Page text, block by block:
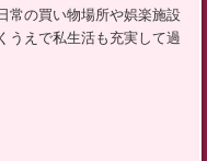
常の買い物場所や娯楽施設
うえで私生活も充実して過